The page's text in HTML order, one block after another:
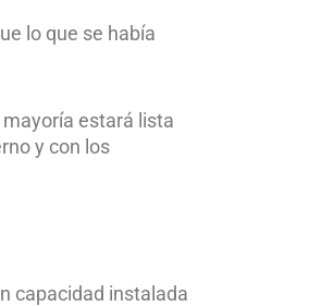
lo que se había
estará lista
y con los
capacidad instalada